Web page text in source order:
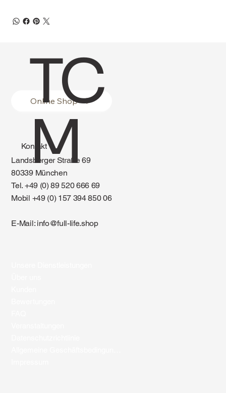
Online Shop
Kontakt
Landsberger Straße 69
80339 München
Tel. +49 (0) 89 520 666 69
Mobil +49 (0) 157 394 850 06
E-Mail: info@full-life.shop
TC
M